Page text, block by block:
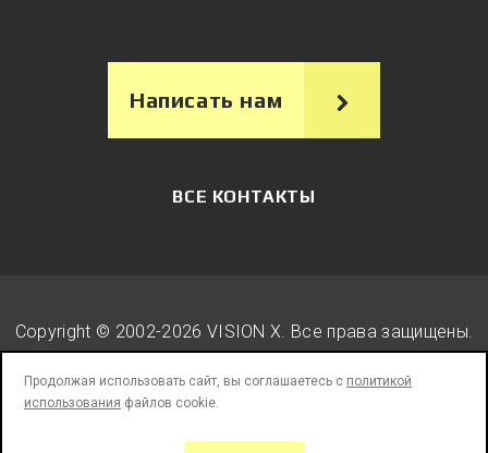
Написать нам
ВСЕ КОНТАКТЫ
Copyright © 2002-2026 VISION X. Вcе права защищены.
Юридическая информация
Продолжая использовать сайт, вы соглашаетесь с политикой
использования файлов cookie.